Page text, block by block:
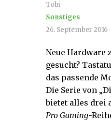
Tobi
Sonstiges
26. September 2016
Neue Hardware
gesucht?
das passende
Die Serie von
bietet alles drei
Pro Gaming-